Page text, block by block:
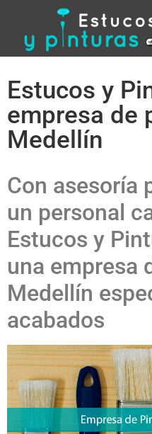
Estucos y
empresa de
Medellín
Con asesoría
un personal
Estucos y
una empresa
Medellín
acabados